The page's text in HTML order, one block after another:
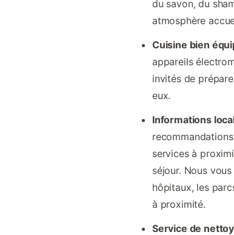
du savon, du
atmosphère
Cuisine bien
appareils
invités de
eux.
Informations
services à
séjour. Nous
hôpitaux, les
à proximité.
Service de